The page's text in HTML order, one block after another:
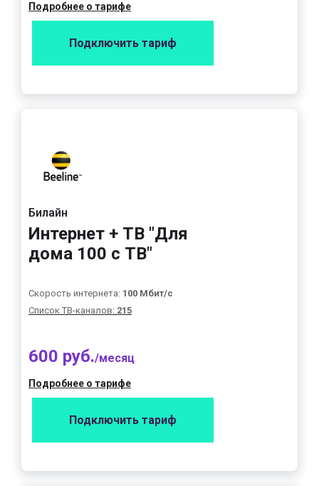
Подробнее о тарифе
Подключить тариф
Билайн
Интернет + ТВ "Для
дома 100 с ТВ"
Скорость интернета: 100 Мбит/с
Список ТВ-каналов: 215
600 руб./месяц
Подробнее о тарифе
Подключить тариф